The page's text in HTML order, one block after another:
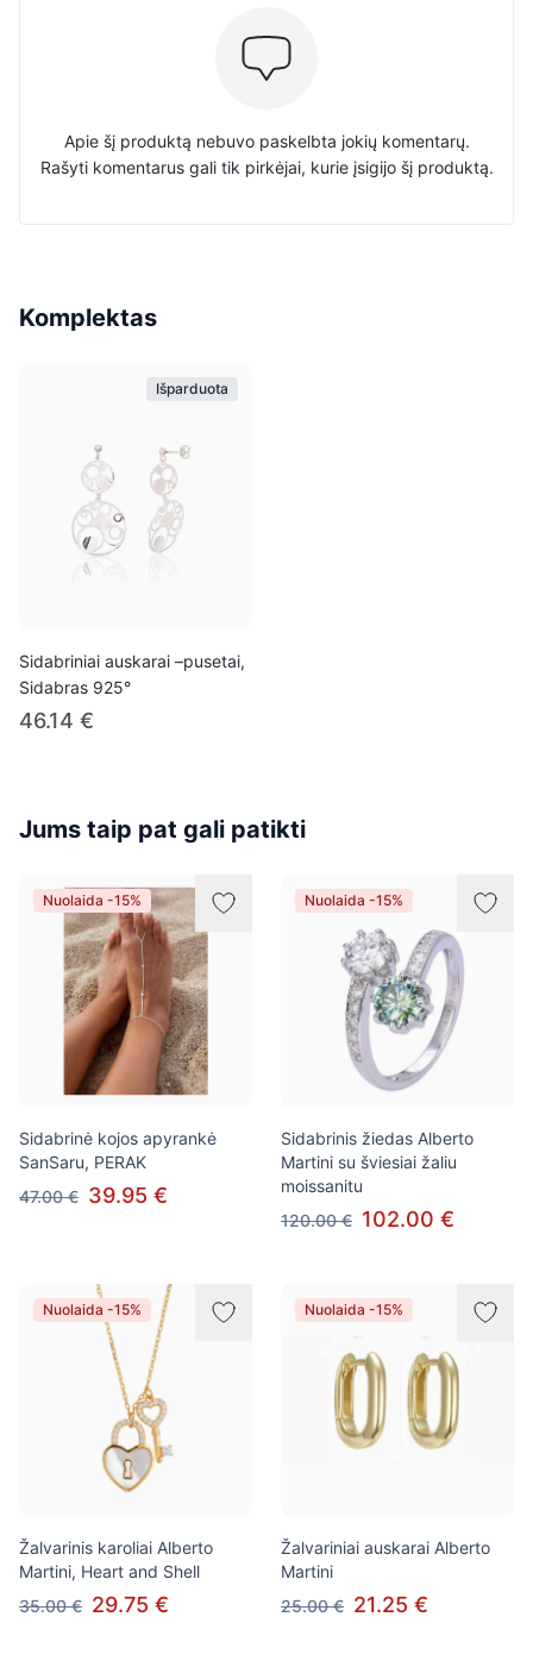
Apie šį produktą nebuvo paskelbta jokių komentarų.
Rašyti komentarus gali tik pirkėjai, kurie įsigijo šį produktą.
Komplektas
Išparduota
Sidabriniai auskarai –pusetai,
Sidabras 925°
46.14 €
Jums taip pat gali patikti
Nuolaida -15%
Sidabrinė kojos apyrankė
SanSaru, PERAK
47.00 € 39.95 €
Nuolaida -15%
Sidabrinis žiedas Alberto
Martini su šviesiai žaliu
moissanitu
120.00 € 102.00 €
Nuolaida -15%
Žalvarinis karoliai Alberto
Martini, Heart and Shell
35.00 € 29.75 €
Nuolaida -15%
Žalvariniai auskarai Alberto
Martini
25.00 € 21.25 €